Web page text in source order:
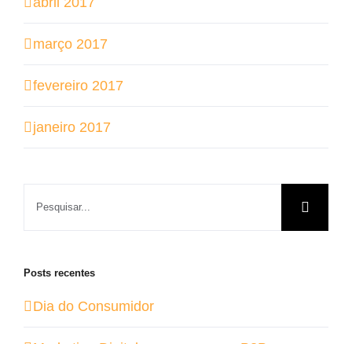
março 2017
fevereiro 2017
janeiro 2017
Posts recentes
Dia do Consumidor